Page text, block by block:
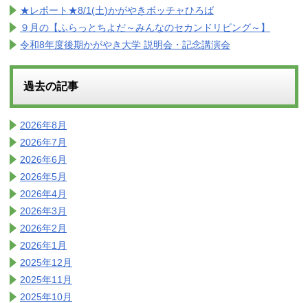
★レポート★8/1(土)かがやきボッチャひろば
９月の【ふらっとちよだ～みんなのセカンドリビング～】
令和8年度後期かがやき大学 説明会・記念講演会
過去の記事
2026年8月
2026年7月
2026年6月
2026年5月
2026年4月
2026年3月
2026年2月
2026年1月
2025年12月
2025年11月
2025年10月